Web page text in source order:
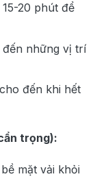
20 phút để
những vị trí
đến khi hết
trọng):
mặt vải khỏi